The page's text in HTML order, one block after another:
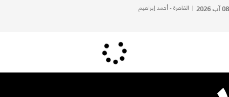
08 آب 2026 | القاهرة - أحمد إبراهيم